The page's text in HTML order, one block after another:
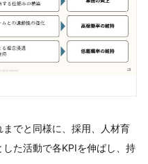
でと同様に、採用、人材育
た活動で各KPIを伸ばし、持